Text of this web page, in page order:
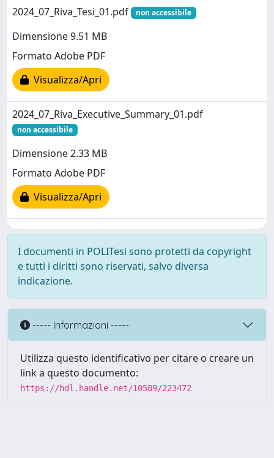
2024_07_Riva_Tesi_01.pdf
non accessibile
Dimensione 9.51 MB
Formato Adobe PDF
Visualizza/Apri
2024_07_Riva_Executive_Summary_01.pdf
non accessibile
Dimensione 2.33 MB
Formato Adobe PDF
Visualizza/Apri
I documenti in POLITesi sono protetti da copyright
e tutti i diritti sono riservati, salvo diversa
indicazione.
----- Informazioni -----
Utilizza questo identificativo per citare o creare un
link a questo documento:
https://hdl.handle.net/10589/223472